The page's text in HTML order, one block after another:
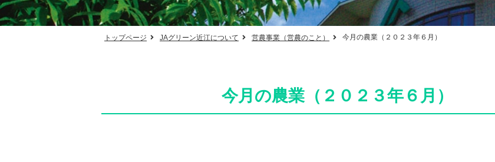
トップページ JAグリーン近江について 営農事業（営農のこと） 今月の農業（２０２３年６月）
今月の農業（２０２３年６月）